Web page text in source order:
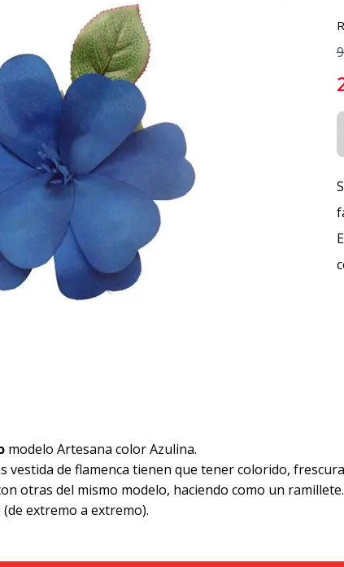
modelo Artesana color Azulina.
vestida de flamenca tienen que tener colorido,
otras del mismo modelo, haciendo como un ramillete.
extremo a extremo).